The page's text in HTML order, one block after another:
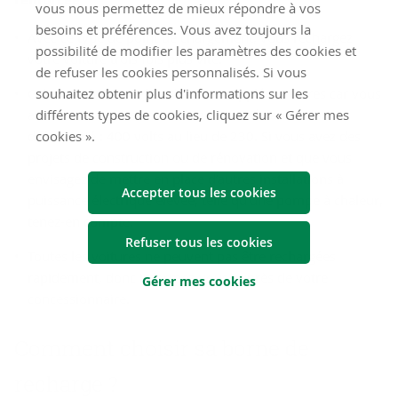
vous nous permettez de mieux répondre à vos
besoins et préférences. Vous avez toujours la
possibilité de modifier les paramètres des cookies et
de refuser les cookies personnalisés. Si vous
souhaitez obtenir plus d'informations sur les
différents types de cookies, cliquez sur « Gérer mes
cookies ».
Accepter tous les cookies
Refuser tous les cookies
Gérer mes cookies
Avec ce type de point de chargement, vous rechargez
votre voiture trois fois plus vite.
Cela entraîne toutefois des frais supplémentaires car vous
avez besoin d’une connexion renforcée au réseau
d’électricité : 400 volts au lieu de 230. Si vous avez des
envisagez de mettre en place d’autres installations à
puissance électrique élevée, telle qu’une pompe à chaleur,
tenez-en compte.
Toutes les voitures ne peuvent pas être rechargées
rapidement, donc informez-vous auprès de votre